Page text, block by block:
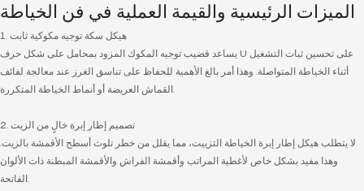
الميزات الرئيسية والقيمة العملية في فن الخياطة
1. هيكل سكة توجيه مكوكية ثابت
يساعد قضيب توجيه المكوك المزود بمحامل على شكل حرف U على تحسين ثبات التشغيل
أثناء الخياطة المتواصلة. وهذا أمر بالغ الأهمية للحفاظ على تناسق الغرز عند معالجة لفائف
2. تصميم إطار إبرة خالٍ من الزيت
لا يتطلب هيكل إطار إبرة الخياطة التزييت، مما يقلل من خطر تلوث أسطح الأقمشة بالزيت.
وهذا مفيد بشكل خاص لأغطية المراتب وأقمشة الفراش والأقمشة المبطنة ذات الألوان